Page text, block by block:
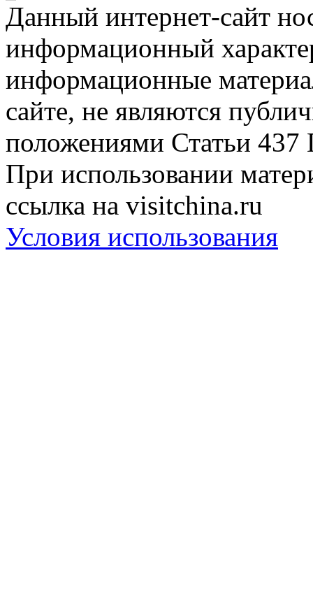
Данный интернет-сайт
информационный
информационные
сайте, не являются
положениями Статьи 437
При использовании
ссылка на visitchina.ru
Условия использования